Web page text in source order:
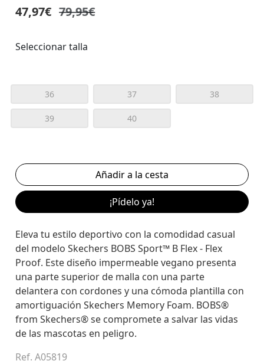
47,97€ 79,95€
Seleccionar talla
36 37 38
39 40
¡Pídelo ya!
Eleva tu estilo deportivo con la comodidad casual
del modelo Skechers BOBS Sport™ B Flex - Flex
Proof. Este diseño impermeable vegano presenta
una parte superior de malla con una parte
delantera con cordones y una cómoda plantilla con
amortiguación Skechers Memory Foam. BOBS®
from Skechers® se compromete a salvar las vidas
de las mascotas en peligro.
Ref. A05819